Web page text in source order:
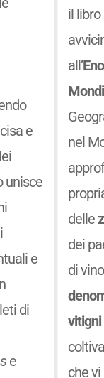
e
unisce
e
di
e
il
all’
nel
delle
dei
di
vitigni
che